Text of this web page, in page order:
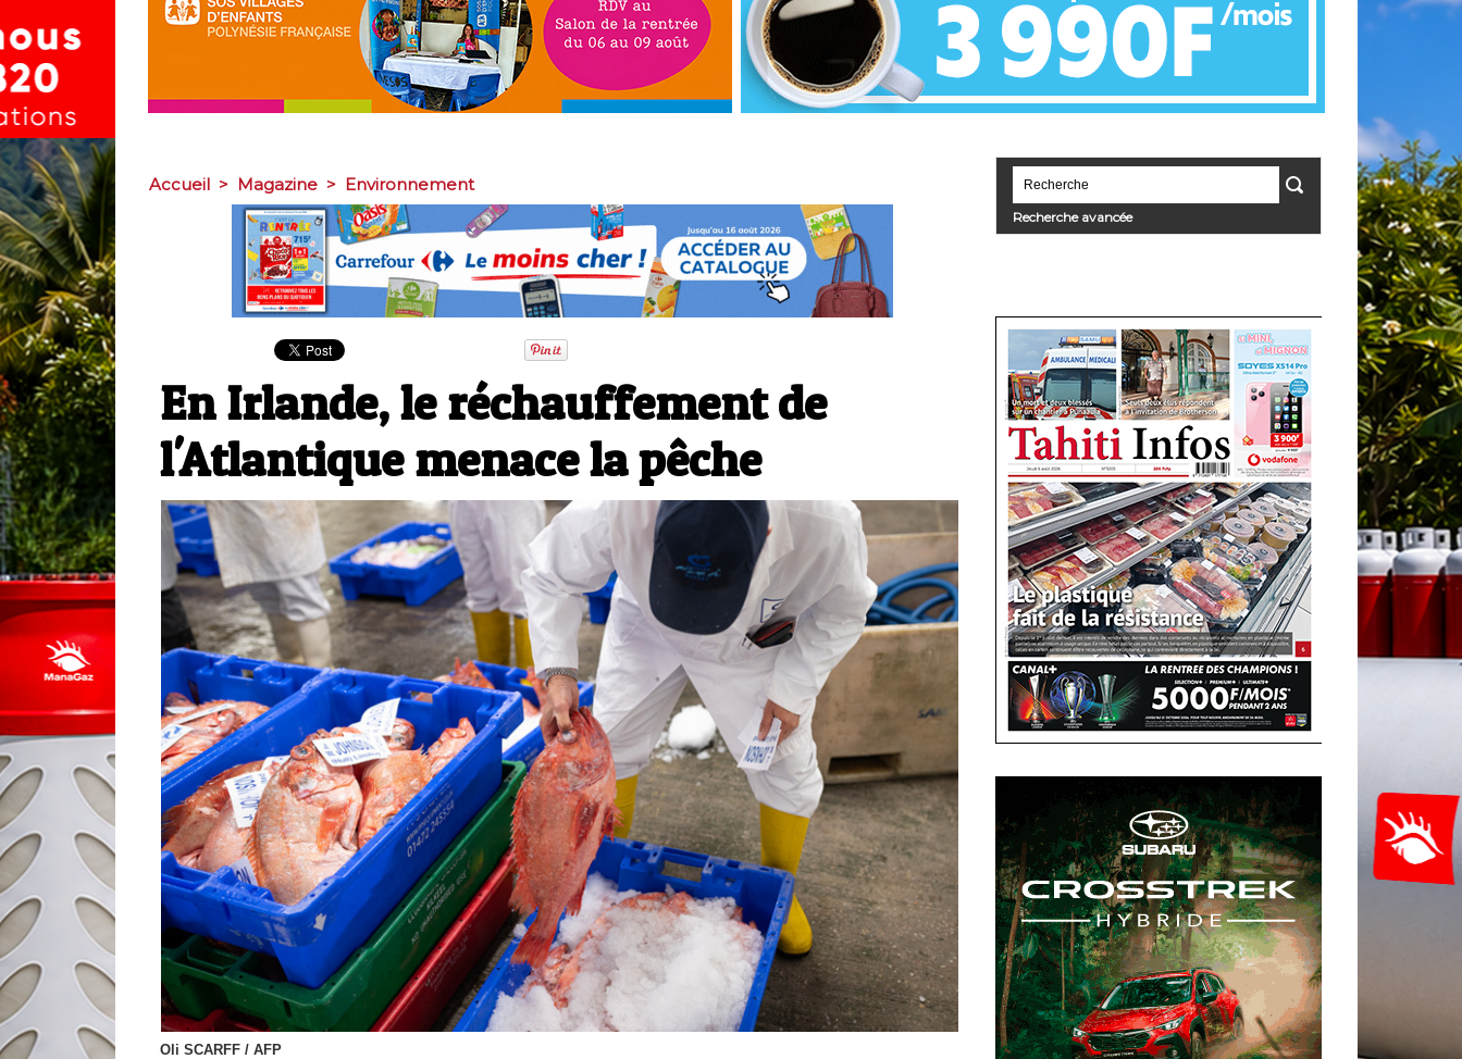
Accueil > Magazine > Environnement
En Irlande, le réchauffement de
l'Atlantique menace la pêche
Oli SCARFF / AFP
Recherche avancée